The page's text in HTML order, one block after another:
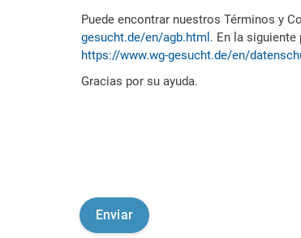
Puede encontrar nuestros Términos y
gesucht.de/en/agb.html . En la
https://www.wg-gesucht.de/en/
Gracias por su ayuda.